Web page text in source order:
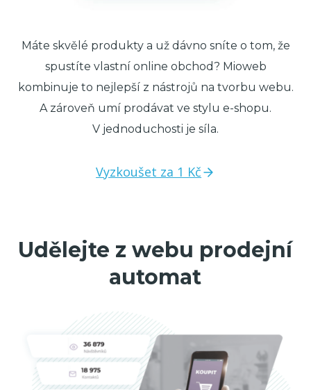
Máte skvělé produkty a už dávno sníte o tom, že
spustíte vlastní online obchod? Mioweb
kombinuje to nejlepší z nástrojů na tvorbu webu.
A zároveň umí prodávat ve stylu e-shopu.
V jednoduchosti je síla.
Vyzkoušet za 1 Kč
Udělejte z webu prodejní
automat